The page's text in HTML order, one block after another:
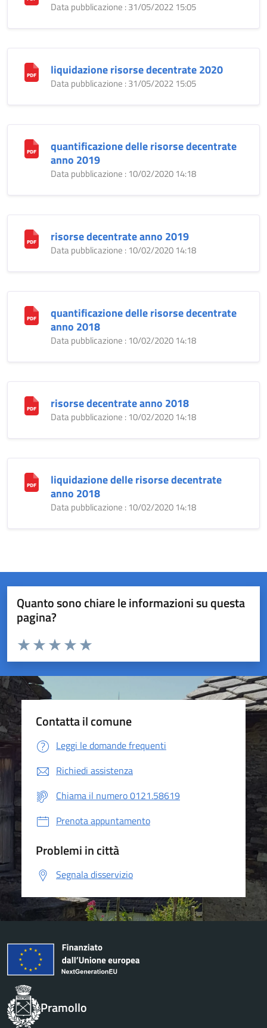
Data pubblicazione : 31/05/2022 15:05
liquidazione risorse decentrate 2020
Data pubblicazione : 31/05/2022 15:05
quantificazione delle risorse decentrate
anno 2019
Data pubblicazione : 10/02/2020 14:18
risorse decentrate anno 2019
Data pubblicazione : 10/02/2020 14:18
quantificazione delle risorse decentrate
anno 2018
Data pubblicazione : 10/02/2020 14:18
risorse decentrate anno 2018
Data pubblicazione : 10/02/2020 14:18
liquidazione delle risorse decentrate
anno 2018
Data pubblicazione : 10/02/2020 14:18
Quanto sono chiare le informazioni su questa
pagina?
Valuta da 1 a 5 stelle la pagina
Valuta 5 stelle su 5
Valuta 4 stelle su 5
Valuta 3 stelle su 5
Valuta 2 stelle su 5
Valuta 1 stelle su 5
Contatta il comune
Leggi le domande frequenti
Richiedi assistenza
Chiama il numero 0121.58619
Prenota appuntamento
Problemi in città
Segnala disservizio
Pramollo